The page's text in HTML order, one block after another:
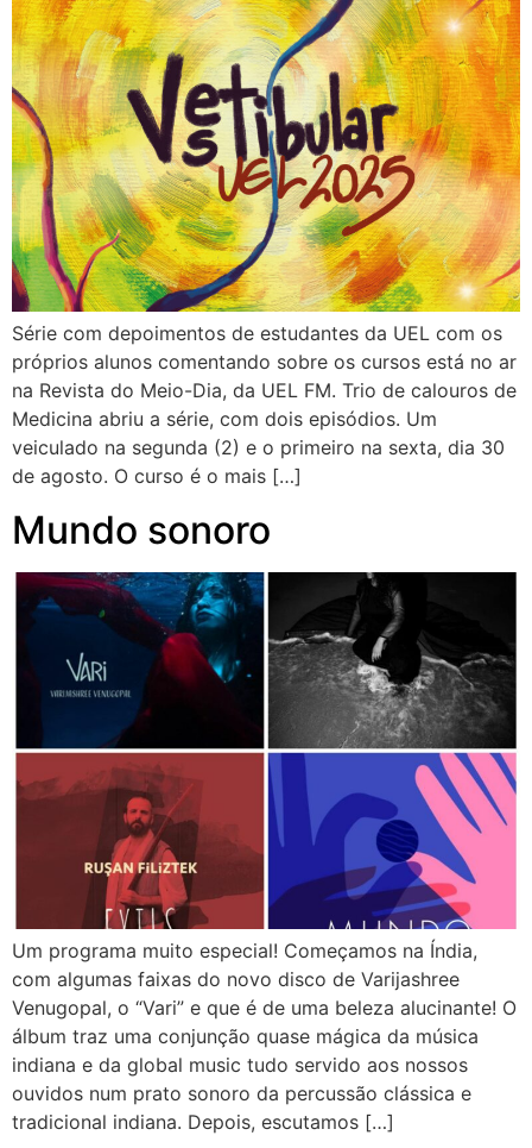
Série com depoimentos de estudantes da UEL com os
próprios alunos comentando sobre os cursos está no ar
na Revista do Meio-Dia, da UEL FM. Trio de calouros de
Medicina abriu a série, com dois episódios. Um
veiculado na segunda (2) e o primeiro na sexta, dia 30
de agosto. O curso é o mais […]
Mundo sonoro
Um programa muito especial! Começamos na Índia,
com algumas faixas do novo disco de Varijashree
Venugopal, o “Vari” e que é de uma beleza alucinante! O
álbum traz uma conjunção quase mágica da música
indiana e da global music tudo servido aos nossos
ouvidos num prato sonoro da percussão clássica e
tradicional indiana. Depois, escutamos […]